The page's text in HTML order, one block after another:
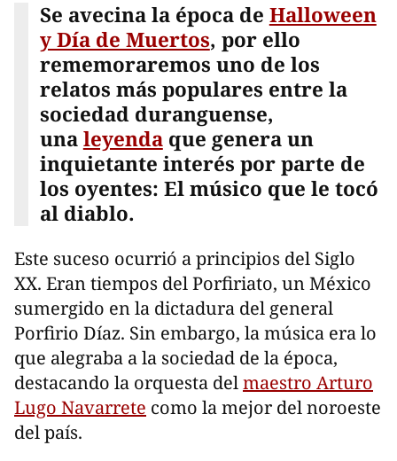
Se avecina la época de Halloween
y Día de Muertos, por ello
rememoraremos uno de los
relatos más populares entre la
sociedad duranguense,
unaleyendaque genera un
inquietante interés por parte de
los oyentes: El músico que le tocó
al diablo.
Este suceso ocurrió a principios del Siglo
XX. Eran tiempos del Porfiriato, un México
sumergido en la dictadura del general
Porfirio Díaz. Sin embargo, la música era lo
que alegraba a la sociedad de la época,
destacando la orquesta delmaestro Arturo
Lugo Navarrete como la mejor del noroeste
del país.